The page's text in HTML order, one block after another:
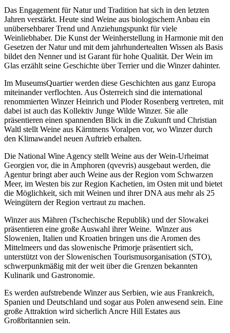
Das Engagement für Natur und Tradition hat sich in den letzten
Jahren verstärkt. Heute sind Weine aus biologischem Anbau ein
unübersehbarer Trend und Anziehungspunkt für viele
Weinliebhaber. Die Kunst der Weinherstellung in Harmonie mit den
Gesetzen der Natur und mit dem jahrhundertealten Wissen als Basis
bildet den Nenner und ist Garant für hohe Qualität. Der Wein im
Glas erzählt seine Geschichte über Terrier und die Winzer dahinter.
Im MuseumsQuartier werden diese Geschichten aus ganz Europa
miteinander verflochten. Aus Österreich sind die international
renommierten Winzer Heinrich und Ploder Rosenberg vertreten, mit
dabei ist auch das Kollektiv Junge Wilde Winzer. Sie alle
präsentieren einen spannenden Blick in die Zukunft und Christian
Waltl stellt Weine aus Kärntnens Voralpen vor, wo Winzer durch
den Klimawandel neuen Auftrieb erhalten.
Die National Wine Agency stellt Weine aus der Wein-Urheimat
Georgien vor, die in Amphoren (qvevris) ausgebaut werden, die
Agentur bringt aber auch Weine aus der Region vom Schwarzen
Meer, im Westen bis zur Region Kachetien, im Osten mit und bietet
die Möglichkeit, sich mit Weinen und ihrer DNA aus mehr als 25
Weingütern der Region vertraut zu machen.
Winzer aus Mähren (Tschechische Republik) und der Slowakei
präsentieren eine große Auswahl ihrer Weine. Winzer aus
Slowenien, Italien und Kroatien bringen uns die Aromen des
Mittelmeers und das slowenische Primorje präsentiert sich,
unterstützt von der Slowenischen Tourismusorganisation (STO),
schwerpunkmäßig mit der weit über die Grenzen bekannten
Kulinarik und Gastronomie.
Es werden aufstrebende Winzer aus Serbien, wie aus Frankreich,
Spanien und Deutschland und sogar aus Polen anwesend sein. Eine
große Attraktion wird sicherlich Ancre Hill Estates aus
Großbritannien sein.